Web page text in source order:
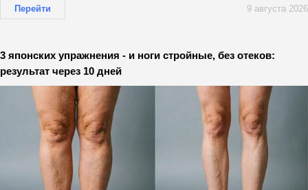
Перейти 9 августа 2026
3 японских упражнения - и ноги стройные, без отеков:
результат через 10 дней